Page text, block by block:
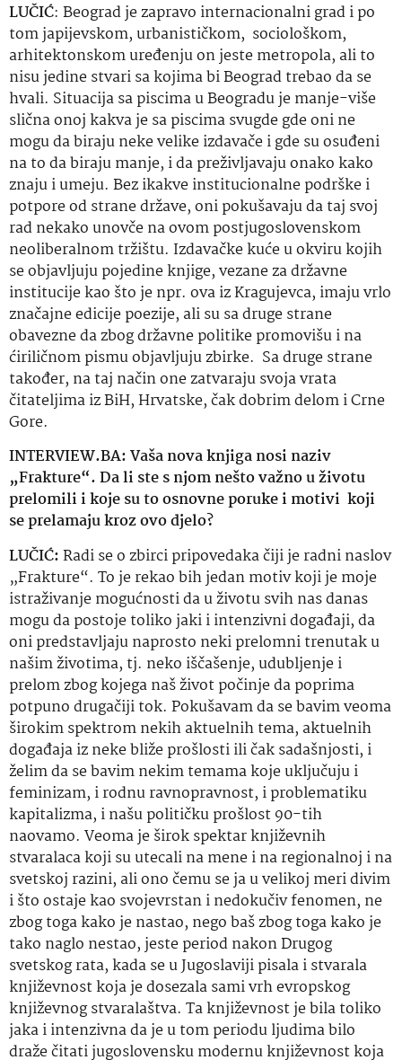
LUČIĆ: Beograd je zapravo internacionalni grad i po
tom japijevskom, urbanističkom, sociološkom,
arhitektonskom uređenju on jeste metropola, ali to
nisu jedine stvari sa kojima bi Beograd trebao da se
hvali. Situacija sa piscima u Beogradu je manje-više
slična onoj kakva je sa piscima svugde gde oni ne
mogu da biraju neke velike izdavače i gde su osuđeni
na to da biraju manje, i da preživljavaju onako kako
znaju i umeju. Bez ikakve institucionalne podrške i
potpore od strane države, oni pokušavaju da taj svoj
rad nekako unovče na ovom postjugoslovenskom
neoliberalnom tržištu. Izdavačke kuće u okviru kojih
se objavljuju pojedine knjige, vezane za državne
institucije kao što je npr. ova iz Kragujevca, imaju vrlo
značajne edicije poezije, ali su sa druge strane
obavezne da zbog državne politike promovišu i na
ćiriličnom pismu objavljuju zbirke. Sa druge strane
također, na taj način one zatvaraju svoja vrata
čitateljima iz BiH, Hrvatske, čak dobrim delom i Crne
Gore.
INTERVIEW.BA:Vaša nova knjiga nosi naziv
„Frakture“. Da li ste s njom nešto važno u životu
prelomili i koje su to osnovne poruke i motivi koji
se prelamaju kroz ovo djelo?
LUČIĆ:Radi se o zbirci pripovedaka čiji je radni naslov
„Frakture“. To je rekao bih jedan motiv koji je moje
istraživanje mogućnosti da u životu svih nas danas
mogu da postoje toliko jaki i intenzivni događaji, da
oni predstavljaju naprosto neki prelomni trenutak u
našim životima, tj. neko iščašenje, udubljenje i
prelom zbog kojega naš život počinje da poprima
potpuno drugačiji tok. Pokušavam da se bavim veoma
širokim spektrom nekih aktuelnih tema, aktuelnih
događaja iz neke bliže prošlosti ili čak sadašnjosti, i
želim da se bavim nekim temama koje uključuju i
feminizam, i rodnu ravnopravnost, i problematiku
kapitalizma, i našu političku prošlost 90-tih
naovamo. Veoma je širok spektar književnih
stvaralaca koji su utecali na mene i na regionalnoj i na
svetskoj razini, ali ono čemu se ja u velikoj meri divim
i što ostaje kao svojevrstan i nedokučiv fenomen, ne
zbog toga kako je nastao, nego baš zbog toga kako je
tako naglo nestao, jeste period nakon Drugog
svetskog rata, kada se u Jugoslaviji pisala i stvarala
književnost koja je dosezala sami vrh evropskog
književnog stvaralaštva. Ta književnost je bila toliko
jaka i intenzivna da je u tom periodu ljudima bilo
draže čitati jugoslovensku modernu književnost koja